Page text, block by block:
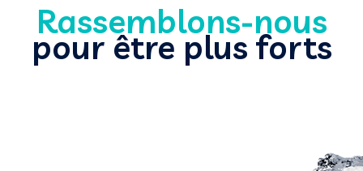
Rassemblons-nous
pour être plus forts